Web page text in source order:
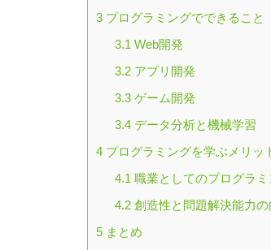
3 プログラミングでできること
3.1 Web開発
3.2アプリ開発
3.3ゲーム開発
3.4データ分析と機械学習
4 プログラミングを学ぶメリッ
4.1 職業としてのプログラミ
4.2創造性と問題解決能力の
5 まとめ